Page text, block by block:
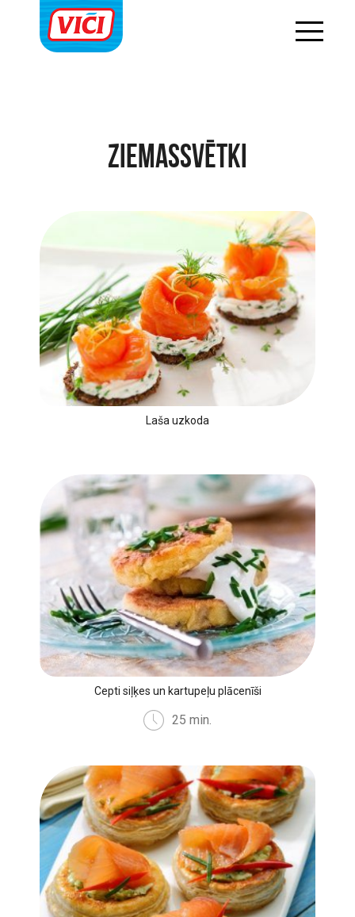
Ziemassvētki
Laša uzkoda
Cepti siļķes un kartupeļu plācenīši
25 min.